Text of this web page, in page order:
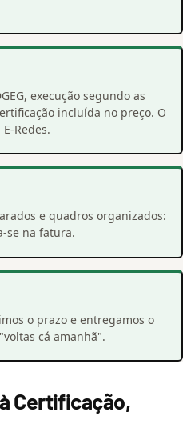
execução segundo as
incluída no preço. O
Redes.
e quadros organizados:
se na fatura.
o prazo e entregamos o
cá amanhã".
Certificação,